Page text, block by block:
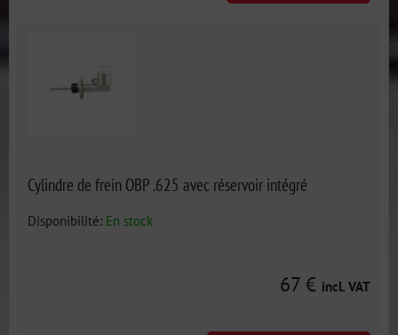
Cylindre de frein OBP .625 avec réservoir intégré
Disponibilité: En stock
67 € incl. VAT